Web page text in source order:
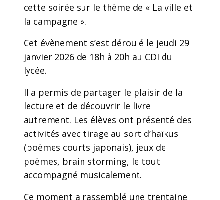
cette soirée sur le thème de « La ville et
la campagne ».
Cet évènement s’est déroulé le jeudi 29
janvier 2026 de 18h à 20h au CDI du
lycée.
Il a permis de partager le plaisir de la
lecture et de découvrir le livre
autrement. Les élèves ont présenté des
activités avec tirage au sort d’haïkus
(poèmes courts japonais), jeux de
poèmes, brain storming, le tout
accompagné musicalement.
Ce moment a rassemblé une trentaine